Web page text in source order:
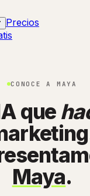
Precios
CONOCE A MAYA
que
Maya.